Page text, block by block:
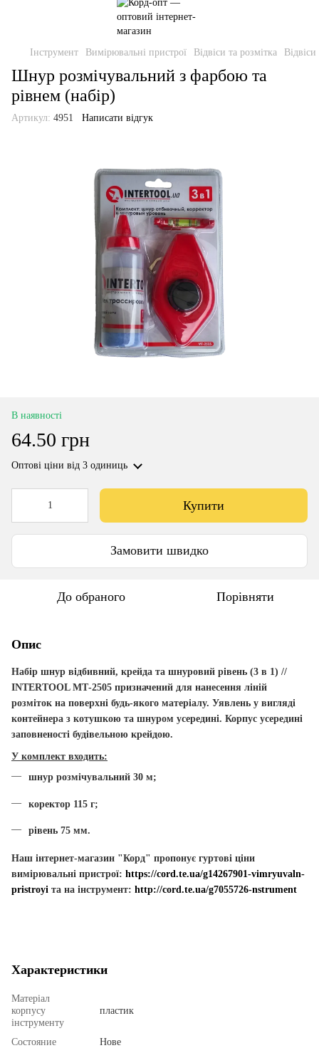
Інструмент Вимірювальні пристрої Відвіси та розмітка
Шнур розмічувальний з фарбою та
рівнем (набір)
Артикул: 4951 Написати відгук
В наявності
64.50 грн
Оптові ціни від 3 одиниць
Купити
Замовити швидко
До обраного Порівняти
Опис
Набір шнур відбивний, крейда та шнуровий рівень (3 в 1) //
INTERTOOL МТ-2505 призначений для нанесення ліній
розміток на поверхні будь-якого матеріалу. Уявлень у вигляді
контейнера з котушкою та шнуром усередині. Корпус усередині
заповненості будівельною крейдою.
У комплект входить:
шнур розмічувальний 30 м;
коректор 115 г;
рівень 75 мм.
Наш інтернет-магазин "Корд" пропонує гуртові ціни
вимірювальні пристрої: https://cord.te.ua/g14267901-vimryuvaln-
pristroyi та на інструмент: http://cord.te.ua/g7055726-nstrument
Характеристики
Матеріал
корпусу
інструменту
пластик
Состояние
Нове